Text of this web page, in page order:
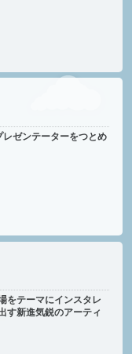
ゼンテーターをつとめ
をテーマにインスタレ
す新進気鋭のアーティ